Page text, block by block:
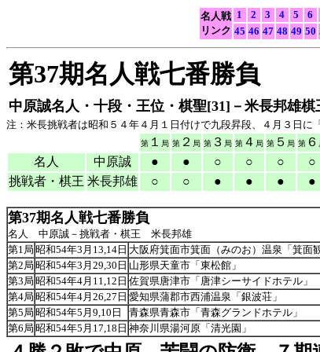
名人戦
リンク
1 2 3 4 5 6
45 46 47 48 49 50
第37期名人戦七番勝負
中原誠名人・十段・王位・棋聖[31]－米長邦雄棋
注：米長挑戦者は昭和５４年４月１日付けで九段昇段、４月３日に
第 １ 局 第 ２ 局 第 ３ 局 第 ４ 局 第 ５ 局 第 ６
名人 中原誠 ● ● ○ ○ ○ ○
挑戦者・棋王 米長邦雄 ○ ○ ● ● ● ●
第37期名人戦七番勝負
名人 中原誠－挑戦者・棋王 米長邦雄
第1局 昭和54年3月13,14日 大阪府箕面市箕面（みのお）温泉「箕面
第2局 昭和54年3月29,30日 山形県天童市「東松館」
第3局 昭和54年4月11,12日 佐賀県唐津市「唐津シーサイドホテル」
第4局 昭和54年4月26,27日 愛知県蒲郡市西浦温泉「銀波荘」
第5局 昭和54年5月9,10日 青森県青森市「青森グランドホテル」
第6局 昭和54年5月17,18日 神奈川県湯河原「清光園」